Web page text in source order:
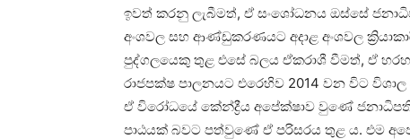
ඉවත් කරනු ලැබීමත්, ඒ සංශෝධනය ඔස්සේ
අංශවල සහ ආණ්ඩුකරණයට අදාළ අංශවල
පුද්ගලයෙකු තුළ එසේ බලය ඒකරාශී වීමත්, ඒ
රාජපක්ෂ පාලනයට එරෙහිව 2014 වන විට
ඒ විරෝධයේ කේන්ද්‍රීය අපේක්ෂාව වුණේ
පාඨයක් බවට පත්වුණේ ඒ පරිසරය තුළ ය. එම